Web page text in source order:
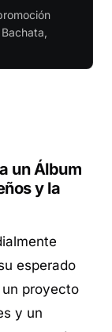
un Álbum
y la
esperado
un proyecto
y un